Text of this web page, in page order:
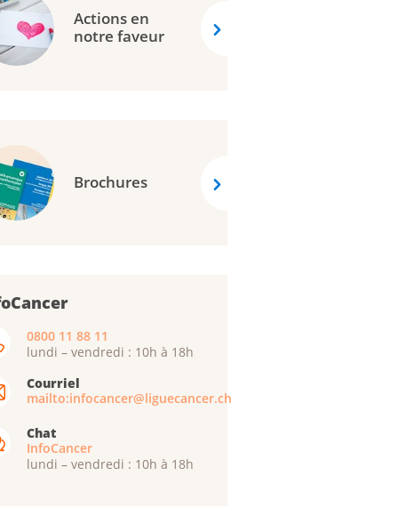
Actions en
notre faveur
Brochures
0800 11 88 11
lundi – vendredi : 10h à 18h
Courriel
mailto:infocancer@liguecancer.ch
Chat
InfoCancer
lundi – vendredi : 10h à 18h